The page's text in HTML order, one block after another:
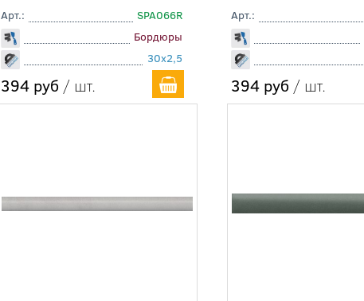
Арт.:
SPA066R
Бордюры
30x2,5
394 руб / шт.
Арт.:
394 руб / шт.